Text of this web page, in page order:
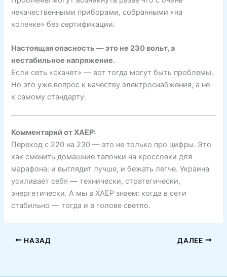
некачественными приборами, собранными «на
коленке» без сертификации.
Настоящая опасность — это не 230 вольт, а
нестабильное напряжение.
Если сеть «скачет» — вот тогда могут быть проблемы.
Но это уже вопрос к качеству электроснабжения, а не
к самому стандарту.
Комментарий от ХАЕР:
Переход с 220 на 230 — это не только про цифры. Это
как сменить домашние тапочки на кроссовки для
марафона: и выглядит лучше, и бежать легче. Украина
усиливает себя — технически, стратегически,
энергетически. А мы в ХАЕР знаем: когда в сети
стабильно — тогда и в голове светло.
НАЗАД ДАЛЕЕ